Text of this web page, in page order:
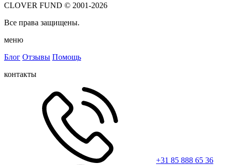
CLOVER FUND © 2001-2026
Все права защищены.
меню
Блог Отзывы Помощь
контакты
+31 85 888 65 36